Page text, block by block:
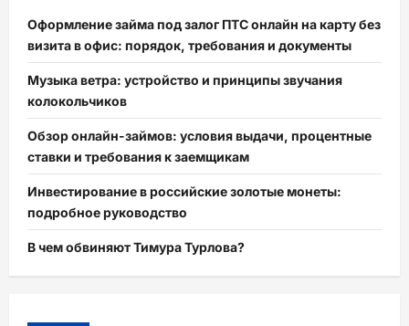
Оформление займа под залог ПТС онлайн на карту без
визита в офис: порядок, требования и документы
Музыка ветра: устройство и принципы звучания
колокольчиков
Обзор онлайн-займов: условия выдачи, процентные
ставки и требования к заемщикам
Инвестирование в российские золотые монеты:
подробное руководство
В чем обвиняют Тимура Турлова?